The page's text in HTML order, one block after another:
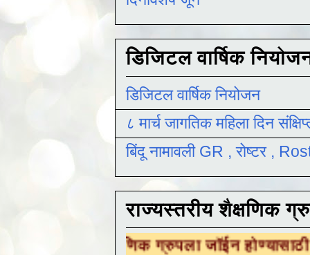
डिजिटल वार्षिक
डिजिटल वार्षिक नियोजन
८ मार्च जागतिक महिला दिन
बिंदू नामावली GR , रोष्टर ,
राज्यस्तरीय शैक्षणिक
शैक्षणिक ग्रुपला जॉईन होण्यासाठीयेथे क्लिक